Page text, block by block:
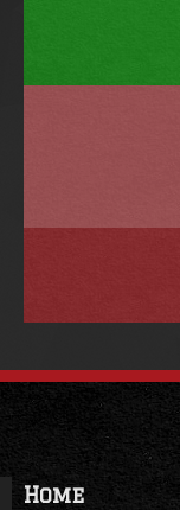
Home